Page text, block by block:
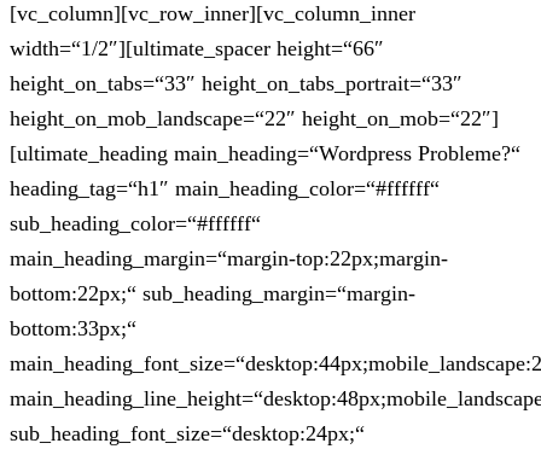
[vc_column][vc_row_inner][vc_column_inner
width=“1/2″][ultimate_spacer height=“66″
height_on_tabs=“33″ height_on_tabs_portrait=“33″
height_on_mob_landscape=“22″ height_on_mob=“22″]
[ultimate_heading main_heading=“Wordpress Probleme?“
heading_tag=“h1″ main_heading_color=“#ffffff“
sub_heading_color=“#ffffff“
main_heading_margin=“margin-top:22px;margin-
bottom:22px;“ sub_heading_margin=“margin-
bottom:33px;“
sub_heading_font_size=“desktop:24px;“